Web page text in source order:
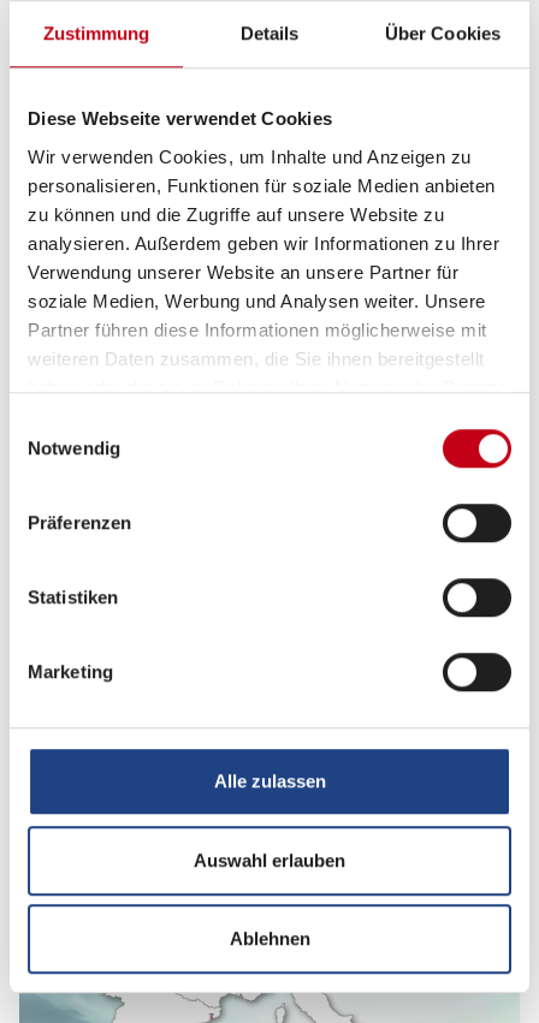
Zustimmung Details Über Cookies
Diese Webseite verwendet Cookies
Wir verwenden Cookies, um Inhalte und Anzeigen zu
personalisieren, Funktionen für soziale Medien anbieten
zu können und die Zugriffe auf unsere Website zu
analysieren. Außerdem geben wir Informationen zu Ihrer
Verwendung unserer Website an unsere Partner für
soziale Medien, Werbung und Analysen weiter. Unsere
Partner führen diese Informationen möglicherweise mit
weiteren Daten zusammen, die Sie ihnen bereitgestellt
haben oder die sie im Rahmen Ihrer Nutzung der Dienste
Notwendig
Präferenzen
Statistiken
Marketing
Alle zulassen
Auswahl erlauben
Ablehnen
helfen.
Große Mietflotte – flexibel und sorgenfrei reisen
Mietstationen in ganz Deutschland
Exklusive Angebote für Caravaning Zubehör -
unserem Camping-Kaufhaus Online Shop sowie bei
deinem InterCaravaning Premium-Partner findest
du hochwertiges Zubehör – alles für deine
Abenteuer aus einer Hand
Professionalität und Know-how aus über 25 Jahren
Smarte Lösungen für dein perfektes
– dein digitaler Reisebegleiter mit exklusiven